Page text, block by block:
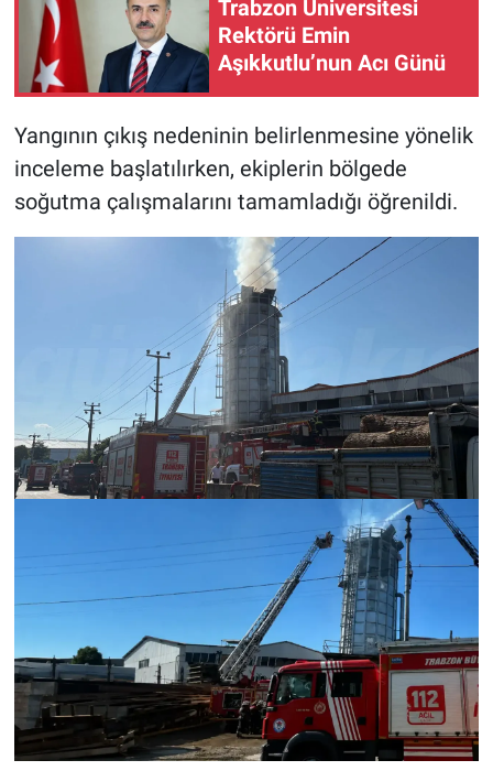
Trabzon Üniversitesi
Rektörü Emin
Aşıkkutlu’nun Acı Günü
Yangının çıkış nedeninin belirlenmesine yönelik
inceleme başlatılırken, ekiplerin bölgede
soğutma çalışmalarını tamamladığı öğrenildi.